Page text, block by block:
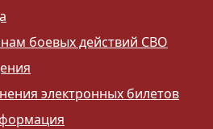
боевых действий СВО
электронных билетов